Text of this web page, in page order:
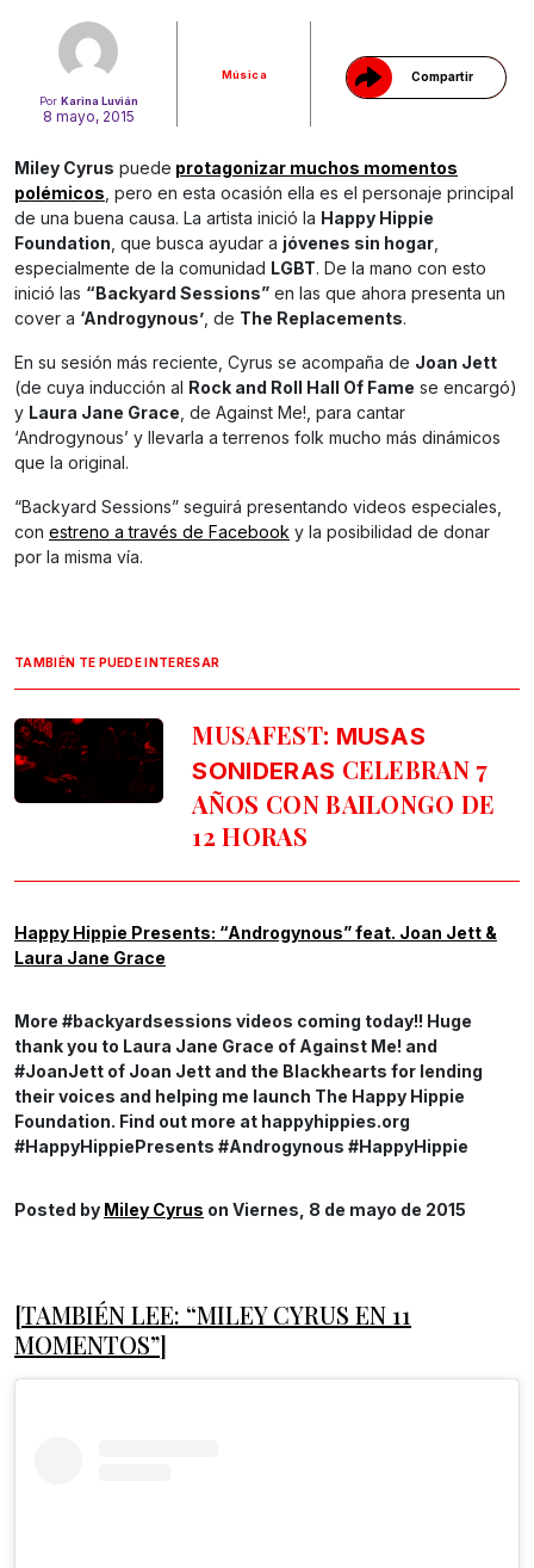
Por Karina Luvián
8 mayo, 2015
Música Compartir
Miley Cyrus puede protagonizar muchos momentos
polémicos, pero en esta ocasión ella es el personaje principal
de una buena causa. La artista inició la Happy Hippie
Foundation, que busca ayudar a jóvenes sin hogar,
especialmente de la comunidad LGBT. De la mano con esto
inició las “Backyard Sessions” en las que ahora presenta un
cover a ‘Androgynous’, de The Replacements.
En su sesión más reciente, Cyrus se acompaña de Joan Jett
(de cuya inducción al
Rock and Roll Hall Of Fame se encargó)
y Laura Jane Grace, de Against Me!, para cantar
‘Androgynous’ y llevarla a terrenos folk mucho más dinámicos
que la original.
“Backyard Sessions” seguirá presentando videos especiales,
con estreno a través de Facebook y la posibilidad de donar
por la misma vía.
TAMBIÉN TE PUEDE INTERESAR
MUSAFEST: MUSAS
SONIDERAS CELEBRAN 7
AÑOS CON BAILONGO DE
12 HORAS
Happy Hippie Presents: “Androgynous” feat. Joan Jett &
Laura Jane Grace
More #backyardsessions videos coming today!! Huge
thank you to Laura Jane Grace of Against Me! and
#JoanJett of Joan Jett and the Blackhearts for lending
their voices and helping me launch The Happy Hippie
Foundation. Find out more at happyhippies.org
#HappyHippiePresents #Androgynous #HappyHippie
Posted by Miley Cyrus on Viernes, 8 de mayo de 2015
[TAMBIÉN LEE: “MILEY CYRUS EN 11
MOMENTOS”]